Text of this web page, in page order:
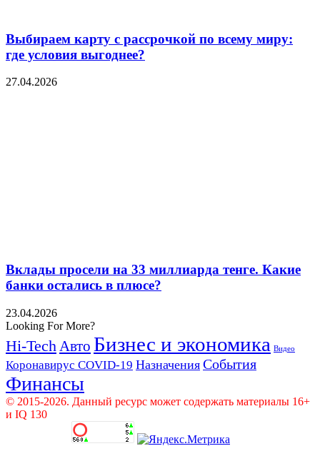
Выбираем карту с рассрочкой по всему миру:
где условия выгоднее?
27.04.2026
Вклады просели на 33 миллиарда тенге. Какие
банки остались в плюсе?
23.04.2026
Looking For More?
Hi-Tech Авто Бизнес и экономика Видео
Коронавирус COVID-19 Назначения События
Финансы
© 2015-2026. Данный ресурс может содержать материалы 16+
и IQ 130